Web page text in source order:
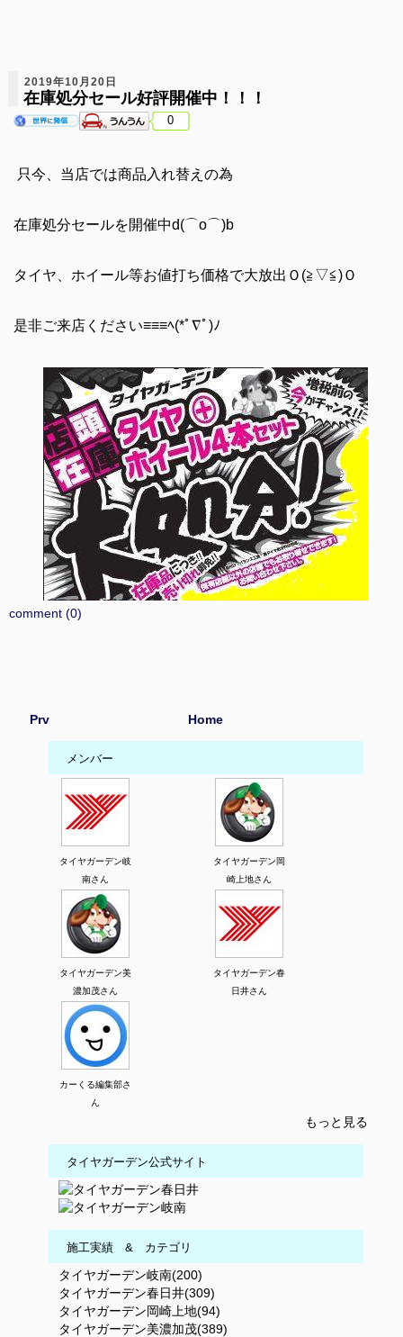
2019年10月20日
在庫処分セール好評開催中！！！
0
只今、当店では商品入れ替えの為
在庫処分セールを開催中d(⌒o⌒)b
タイヤ、ホイール等お値打ち価格で大放出Ｏ(≧▽≦)Ｏ
是非ご来店ください≡≡≡ﾍ(*ﾟ∇ﾟ)ﾉ
comment (0)
Prv Home
メンバー
タイヤガーデン岐
南さん
タイヤガーデン岡
崎上地さん
タイヤガーデン美
濃加茂さん
タイヤガーデン春
日井さん
カーくる編集部さ
ん
もっと見る
タイヤガーデン公式サイト
施工実績 & カテゴリ
タイヤガーデン岐南(200)
タイヤガーデン春日井(309)
タイヤガーデン岡崎上地(94)
タイヤガーデン美濃加茂(389)